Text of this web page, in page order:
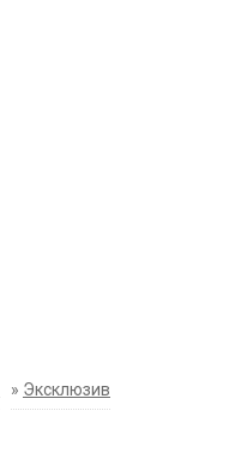
» Эксклюзив